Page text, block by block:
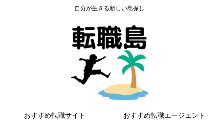
自分が生きる新しい島探し
おすすめ転職サイト おすすめ転職エージェント